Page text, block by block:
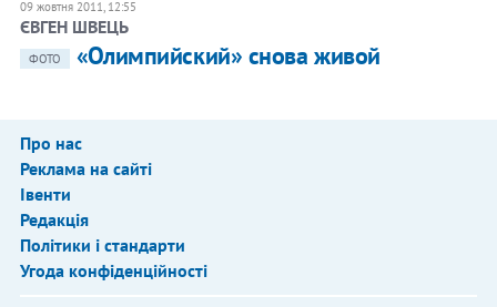
09 жовтня 2011, 12:55
ЄВГЕН ШВЕЦЬ
ФОТО «Олимпийский» снова живой
Про нас
Реклама на сайті
Івенти
Редакція
Політики і стандарти
Угода конфіденційності